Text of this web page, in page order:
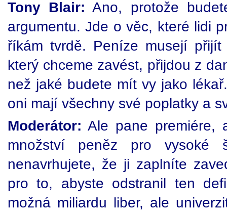
Tony Blair: Ano, protože
argumentu. Jde o věc, které lidi
říkám tvrdě. Peníze musejí
který chceme zavést, přijdou z
než jaké budete mít vy jako
oni mají všechny své poplatky a
Moderátor: Ale pane premiére,
množství peněz pro vysoké
nenavrhujete, že ji zaplníte
pro to, abyste odstranil ten
možná miliardu liber, ale